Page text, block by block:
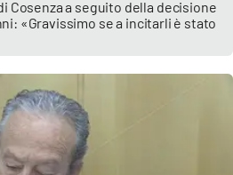
Cosenza a seguito della decisione
«Gravissimo se a incitarli è stato